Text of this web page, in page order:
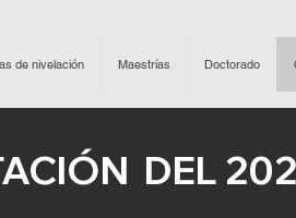
de nivelación Maestrías Doctorado
DEL